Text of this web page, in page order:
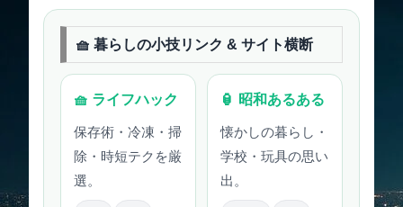
🧺 暮らしの小技リンク & サイト横断
🧺 ライフハック
保存術・冷凍・掃
除・時短テクを厳
選。
🏮 昭和あるある
懐かしの暮らし・
学校・玩具の思い
出。